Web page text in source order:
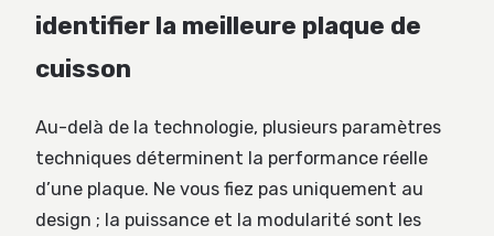
identifier la meilleure plaque de
cuisson
Au-delà de la technologie, plusieurs paramètres
techniques déterminent la performance réelle
d’une plaque. Ne vous fiez pas uniquement au
design ; la puissance et la modularité sont les